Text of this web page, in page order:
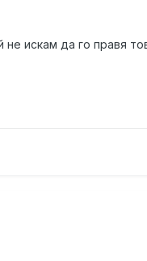
не искам да го правя